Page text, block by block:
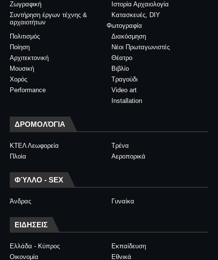
Ζωγραφική
Ιστορία Αρχαιολογία
Συντήρηση έργων τέχνης &
αρχαιοτήτων
Κατασκευές, DIY
Φωτογραφία
Διακόσμηση
Πολιτισμός
Νέοι Πρωταγωνιστές
Ποίηση
Θέατρο
Αρχιτεκτονική
Βιβλίο
Μουσική
Τραγούδι
Χορός
Video art
Performance
Installation
ΔΡΟΜΟΛΌΓΙΑ
ΚΤΕΛ Λεωφορεία
Τρένα
Πλοία
Αεροπορικά
ΦΎΛΛΟ - SEX
Άνδρας Γυναίκα
ΕΙΔΗΣΕΙΣ
Ελλάδα - Κύπρος
Εκπαίδευση
Οικονομία
Εθνικά